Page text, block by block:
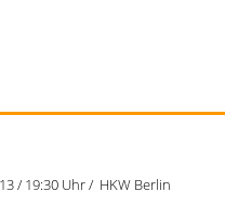
/ 19:30 Uhr / HKW Berlin